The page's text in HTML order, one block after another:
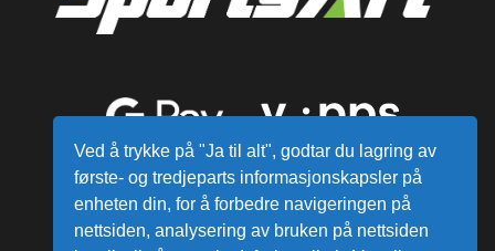
Ved å trykke på "Ja til alt", godtar du lagring av
første- og tredjeparts informasjonskapsler på
enheten din, for å forbedre navigeringen på
nettsiden, analysering av bruken på nettsiden